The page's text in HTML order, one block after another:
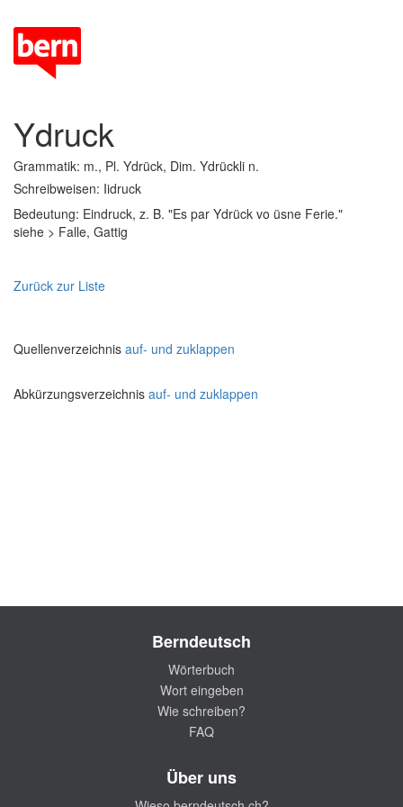
Ydruck
Grammatik: m., Pl. Ydrück, Dim. Ydrückli n.
Schreibweisen: Iidruck
Bedeutung: Eindruck, z. B. "Es par Ydrück vo üsne Ferie."
siehe > Falle, Gattig
Zurück zur Liste
Quellenverzeichnis auf- und zuklappen
Abkürzungsverzeichnis auf- und zuklappen
Berndeutsch
Wörterbuch
Wort eingeben
Wie schreiben?
FAQ
Über uns